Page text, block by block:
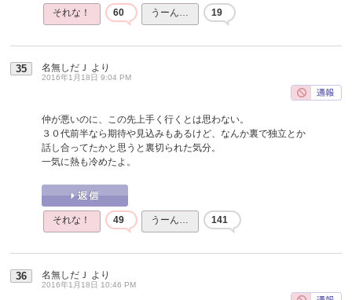
それな！ 60 うーん… 19
35 名無しだＪ より
2016年1月18日 9:04 PM
仲が悪いのに、この先上手く行くとは思わない。
３０代前半なら期待や見込みもあるけど、なんか裏で独立とか
話し合ってたかと思うと裏切られた気分。
一気に熱も冷めたよ。
それな！ 49 うーん… 141
36 名無しだＪ より
2016年1月18日 10:46 PM